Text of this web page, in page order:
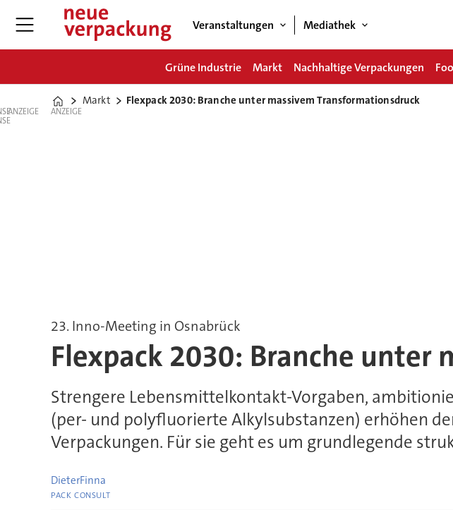
Veranstaltungen Mediathek
Grüne Industrie Markt Nachhaltige Verpackungen
Home
Markt Flexpack 2030: Branche unter massivem Transformationsdruck
ANZEIGE ANZEIGE
23. Inno-Meeting in Osnabrück
Flexpack 2030: Branche unter
Strengere Lebensmittelkontakt-Vorgaben,
(per- und polyfluorierte Alkylsubstanzen) erhöhen
Verpackungen. Für sie geht es um grundlegende
DieterFinna
PACK CONSULT